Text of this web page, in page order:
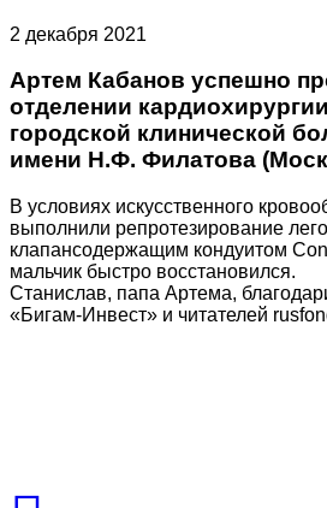
2 декабря 2021
Артем Кабанов успешно
отделении
городской клинической
имени Н.Ф. Филатова
В условиях искусственного
выполнили репротезирование
клапансодержащим кондуитом
мальчик быстро восстановился.
Станислав, папа Артема,
«Бигам-Инвест» и читателей